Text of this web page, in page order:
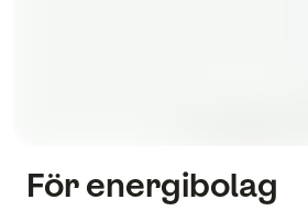
För energibolag